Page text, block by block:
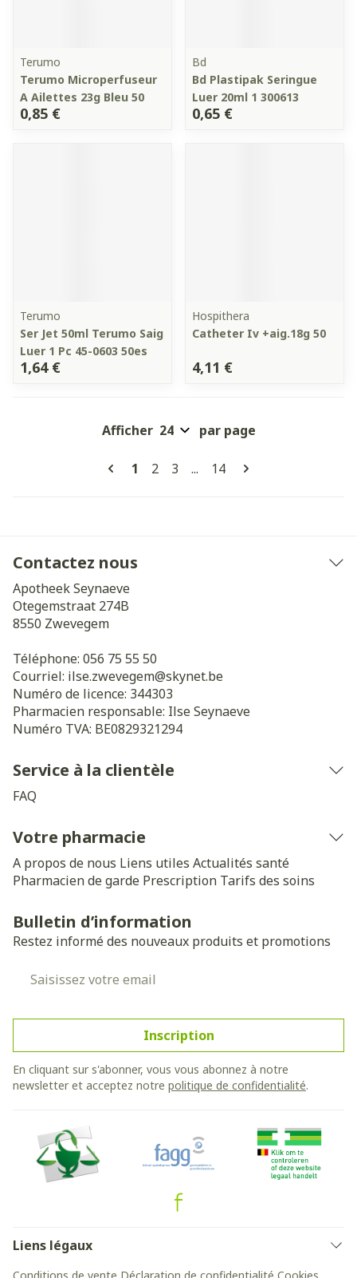
Terumo
Terumo Microperfuseur
A Ailettes 23g Bleu 50
0,85 €
Bd
Bd Plastipak Seringue
Luer 20ml 1 300613
0,65 €
Terumo
Ser Jet 50ml Terumo Saig
Luer 1 Pc 45-0603 50es
1,64 €
Hospithera
Catheter Iv +aig.18g 50
4,11 €
Pages
Vous lisez actuellement la page
1 Page
2 Page
3 ... Page
14
Afficher par page
Contactez nous
Apotheek Seynaeve
Otegemstraat 274B
8550 Zwevegem
Téléphone: 056 75 55 50
Courriel: ilse.zwevegem@skynet.be
Numéro de licence: 344303
Pharmacien responsable: Ilse Seynaeve
Numéro TVA: BE0829321294
Service à la clientèle
FAQ
Votre pharmacie
A propos de nous Liens utiles Actualités santé
Pharmacien de garde Prescription Tarifs des soins
Bulletin d’information
Restez informé des nouveaux produits et promotions
Inscription
En cliquant sur s'abonner, vous vous abonnez à notre
newsletter et acceptez notre politique de confidentialité.
Liens légaux